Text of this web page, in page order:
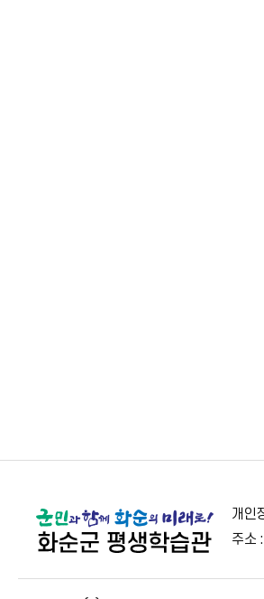
개인
주소